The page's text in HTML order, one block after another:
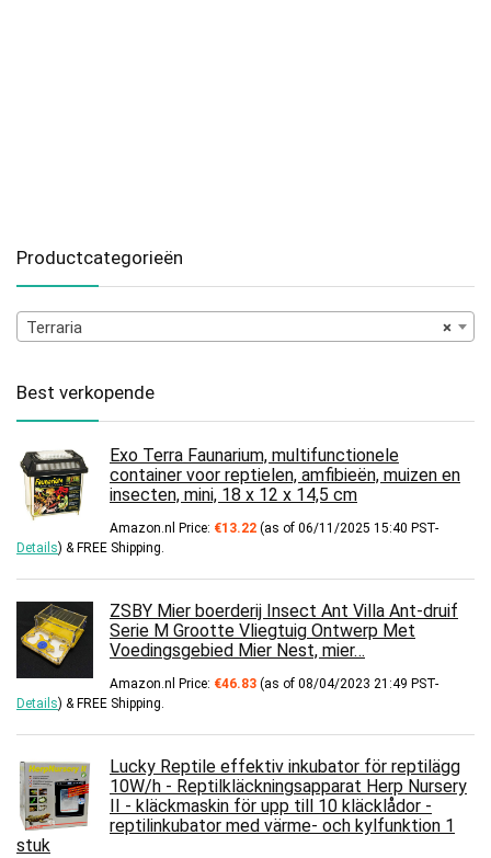
Productcategorieën
×
Terraria
Best verkopende
Exo Terra Faunarium, multifunctionele
container voor reptielen, amfibieën, muizen en
insecten, mini, 18 x 12 x 14,5 cm
Amazon.nl Price: €13.22 (as of 06/11/2025 15:40 PST-
Details) & FREE Shipping.
ZSBY Mier boerderij Insect Ant Villa Ant-druif
Serie M Grootte Vliegtuig Ontwerp Met
Voedingsgebied Mier Nest, mier…
Amazon.nl Price: €46.83 (as of 08/04/2023 21:49 PST-
Details) & FREE Shipping.
Lucky Reptile effektiv inkubator för reptilägg
10W/h - Reptilkläckningsapparat Herp Nursery
II - kläckmaskin för upp till 10 kläcklådor -
reptilinkubator med värme- och kylfunktion 1
stuk